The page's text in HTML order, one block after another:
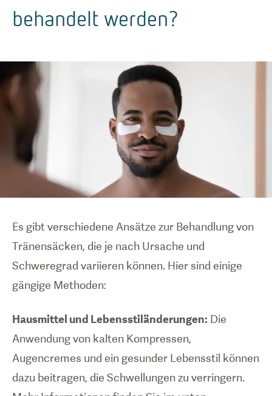
behandelt werden?
Es gibt verschiedene Ansätze zur Behandlung von
Tränensäcken, die je nach Ursache und
Schweregrad variieren können. Hier sind einige
gängige Methoden:
Hausmittel und Lebensstiländerungen: Die
Anwendung von kalten Kompressen,
Augencremes und ein gesunder Lebensstil können
dazu beitragen, die Schwellungen zu verringern.